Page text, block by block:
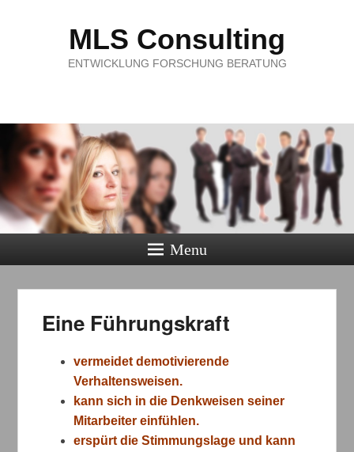
MLS Consulting
ENTWICKLUNG FORSCHUNG BERATUNG
Menu
Eine Führungskraft
vermeidet demotivierende
Verhaltensweisen.
kann sich in die Denkweisen seiner
Mitarbeiter einfühlen.
erspürt die Stimmungslage und kann